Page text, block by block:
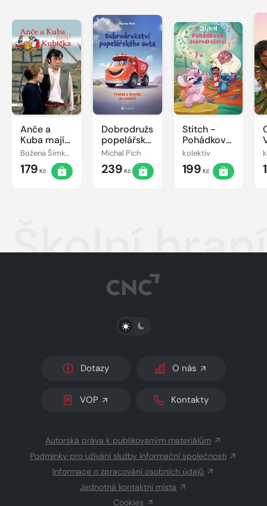
Anče a
Kuba mají
Kubíčka
Božena Šimková
179 Kč
Dobrodružství
popelářského
auta
Michal Pich
239 Kč
Stitch -
Pohádkové
dobrodružství
kolektiv
199 Kč
Školní
PŘEPNOUT SVĚTLÝ/TMAVÝ REŽIM
Dotazy O nás
VOP Kontakty
Autorská práva k publikovaným materiálům
Podmínky pro užívání služby informační společnosti
Informace o zpracování osobních údajů
Jednotná kontaktní místa
Cookies